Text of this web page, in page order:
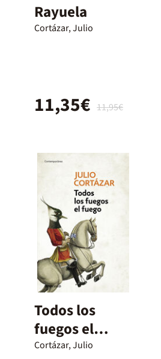
Rayuela
Cortázar, Julio
11,95€
11,35€
Todos los
fuegos el
fuego
Cortázar, Julio